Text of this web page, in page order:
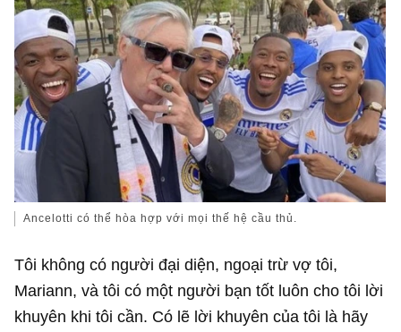
Ancelotti có thể hòa hợp với mọi thế hệ cầu thủ.
Tôi không có người đại diện, ngoại trừ vợ tôi,
Mariann, và tôi có một người bạn tốt luôn cho tôi lời
khuyên khi tôi cần. Có lẽ lời khuyên của tôi là hãy